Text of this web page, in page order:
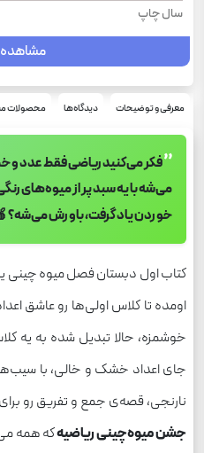
سال چاپ
مشاهده
معرفی و توضیحات دیدگاه‌ها محصولات
”فکر می‌کنید ریاضی فقط عدد و
می‌شه با یه سبد پر از میوه‌های
خوردن یاد گرفت، باورش می‌شه؟
کتاب اول دبستان فصل میوه چینی
اومده تا کلاس اولی‌ها رو عاشق
خوشمزه، حالا تبدیل شده به یه
جای اعداد خشک و خالی، با
نارنجی، قصه‌ی جمع و تفریق رو
جشن میوه‌چینی ریاضیهکه همه